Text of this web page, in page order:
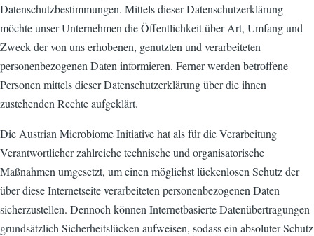
Datenschutzbestimmungen. Mittels dieser Datenschutzerklärung
möchte unser Unternehmen die Öffentlichkeit über Art, Umfang und
Zweck der von uns erhobenen, genutzten und verarbeiteten
personenbezogenen Daten informieren. Ferner werden betroffene
Personen mittels dieser Datenschutzerklärung über die ihnen
zustehenden Rechte aufgeklärt.
Die Austrian Microbiome Initiative hat als für die Verarbeitung
Verantwortlicher zahlreiche technische und organisatorische
Maßnahmen umgesetzt, um einen möglichst lückenlosen Schutz der
über diese Internetseite verarbeiteten personenbezogenen Daten
sicherzustellen. Dennoch können Internetbasierte Datenübertragungen
grundsätzlich Sicherheitslücken aufweisen, sodass ein absoluter Schutz